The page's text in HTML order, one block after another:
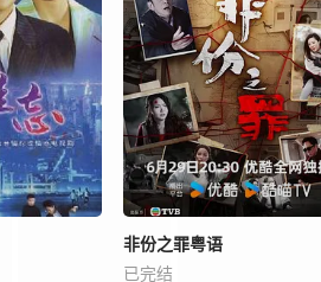
非份之罪粤语
已完结